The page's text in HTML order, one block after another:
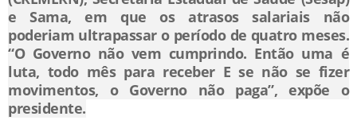
e Sama, em que os atrasos salariais não
poderiam ultrapassar o período de quatro meses.
“O Governo não vem cumprindo. Então uma é
luta, todo mês para receber E se não se fizer
movimentos, o Governo não paga”, expõe o
presidente.